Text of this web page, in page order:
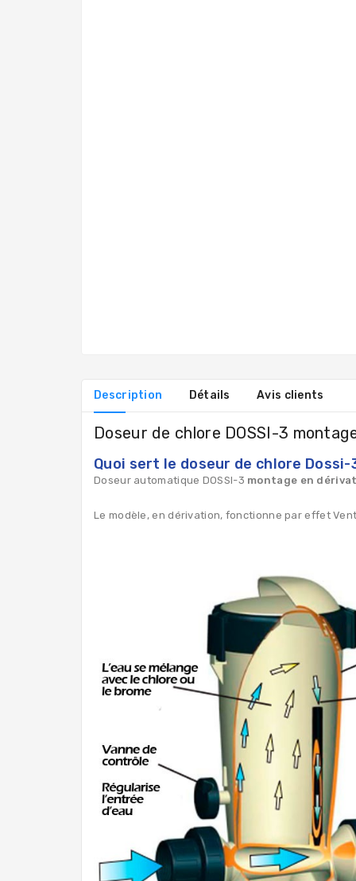
Description Détails Avis clients
Doseur de chlore DOSSI-3
Quoi sert le doseur de chlore Dossi-
Doseur automatique DOSSI-3 montage en
Le modèle, en dérivation, fonctionne par effet